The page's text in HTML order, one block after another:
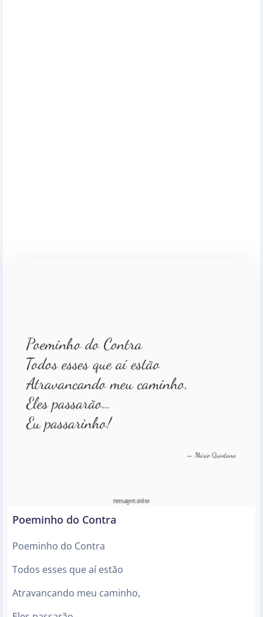
Poeminho do Contra
Poeminho do Contra
Todos esses que aí estão
Atravancando meu caminho,